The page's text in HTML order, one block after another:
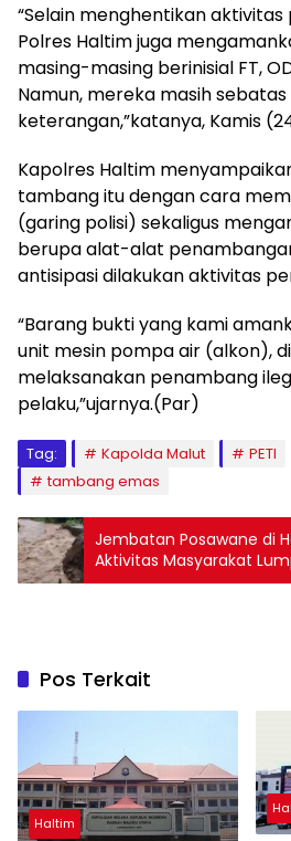
“Selain menghentikan
Polres Haltim juga
masing-masing berinisial FT,
Namun, mereka masih
keterangan,”katanya, Kamis
Kapolres Haltim
tambang itu dengan cara
(garing polisi) sekaligus
berupa alat-alat
antisipasi dilakukan aktivitas
“Barang bukti yang kami
unit mesin pompa air (alkon),
melaksanakan penambang
pelaku,”ujarnya.(Par)
Tag: Kapolda Malut PETI
tambang emas
Jembatan Posawane di
Aktivitas Masyarakat
Pos Terkait
Haltim